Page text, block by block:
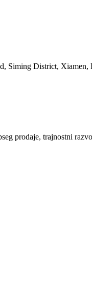
Siming District, Xiamen,
prodaje, trajnostni